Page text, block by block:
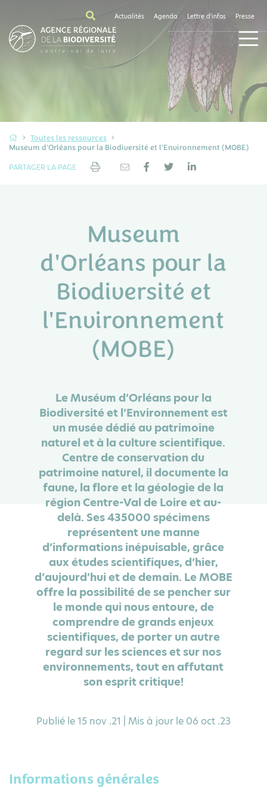
Actualités Agenda Lettre d'infos Presse
Toutes les ressources
Museum d'Orléans pour la Biodiversité et l'Environnement (MOBE)
PARTAGER LA PAGE
Museum
d'Orléans pour la
Biodiversité et
l'Environnement
(MOBE)
Le Muséum d’Orléans pour la
Biodiversité et l’Environnement est
un musée dédié au patrimoine
naturel et à la culture scientifique.
Centre de conservation du
patrimoine naturel, il documente la
faune, la flore et la géologie de la
région Centre-Val de Loire et au-
delà. Ses 435000 spécimens
représentent une manne
d’informations inépuisable, grâce
aux études scientifiques, d’hier,
d’aujourd’hui et de demain. Le MOBE
offre la possibilité de se pencher sur
le monde qui nous entoure, de
comprendre de grands enjeux
scientifiques, de porter un autre
regard sur les sciences et sur nos
environnements, tout en affutant
son esprit critique!
Publié le 15 nov .21 | Mis à jour le 06 oct .23
Informations générales